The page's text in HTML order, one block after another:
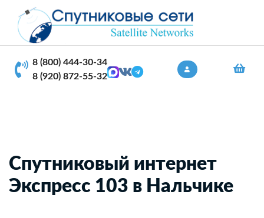
8 (800) 444-30-34
8 (920) 872-55-32
Спутниковый интернет
Экспресс 103 в Нальчике